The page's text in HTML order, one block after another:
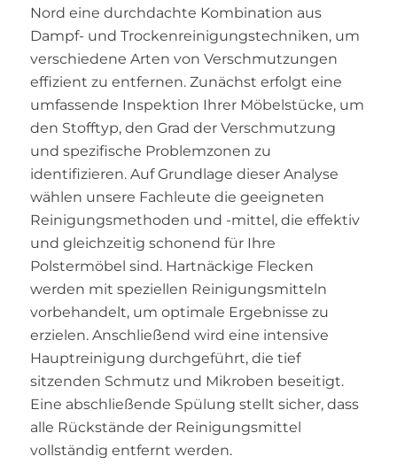
Nord eine durchdachte Kombination aus
Dampf- und Trockenreinigungstechniken, um
verschiedene Arten von Verschmutzungen
effizient zu entfernen. Zunächst erfolgt eine
umfassende Inspektion Ihrer Möbelstücke, um
den Stofftyp, den Grad der Verschmutzung
und spezifische Problemzonen zu
identifizieren. Auf Grundlage dieser Analyse
wählen unsere Fachleute die geeigneten
Reinigungsmethoden und -mittel, die effektiv
und gleichzeitig schonend für Ihre
Polstermöbel sind. Hartnäckige Flecken
werden mit speziellen Reinigungsmitteln
vorbehandelt, um optimale Ergebnisse zu
erzielen. Anschließend wird eine intensive
Hauptreinigung durchgeführt, die tief
sitzenden Schmutz und Mikroben beseitigt.
Eine abschließende Spülung stellt sicher, dass
alle Rückstände der Reinigungsmittel
vollständig entfernt werden.